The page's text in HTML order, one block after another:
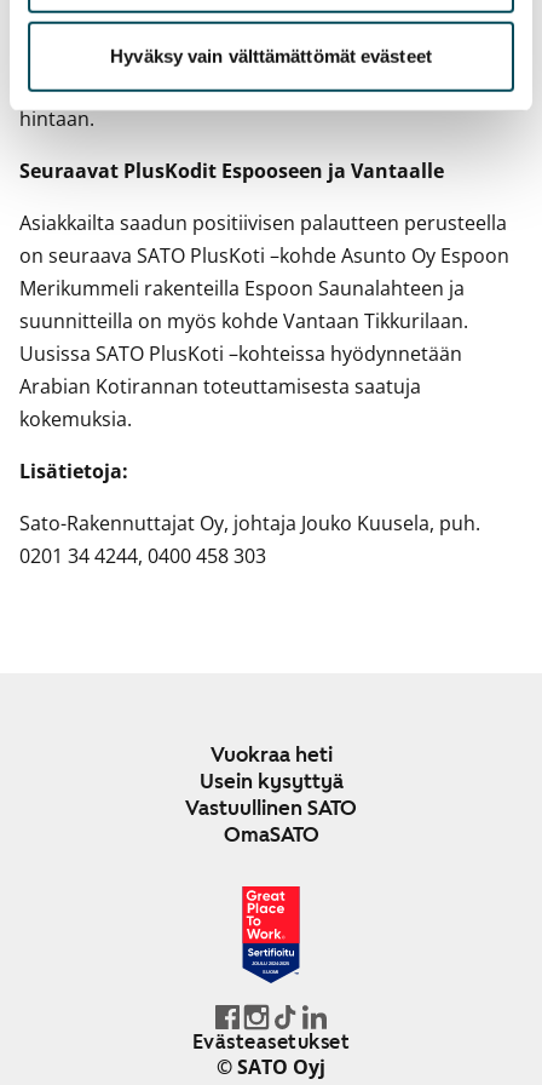
Hyväksy vain välttämättömät evästeet
yksittäisiä valintoja tai valmiita arkkitehdin
suunnittelemia sisustuskokonaisuuksia. Laskurin avulla
asiakas pystyi seuraamaan valintojen vaikutuksia
hintaan.
Seuraavat PlusKodit Espooseen ja Vantaalle
Asiakkailta saadun positiivisen palautteen perusteella
on seuraava SATO PlusKoti –kohde Asunto Oy Espoon
Merikummeli rakenteilla Espoon Saunalahteen ja
suunnitteilla on myös kohde Vantaan Tikkurilaan.
Uusissa SATO PlusKoti –kohteissa hyödynnetään
Arabian Kotirannan toteuttamisesta saatuja
kokemuksia.
Lisätietoja:
Sato-Rakennuttajat Oy, johtaja Jouko Kuusela, puh.
0201 34 4244, 0400 458 303
Vuokraa heti
Usein kysyttyä
Vastuullinen SATO
OmaSATO
JOULU 2024-2025
SUOMI
Evästeasetukset
© SATO Oyj